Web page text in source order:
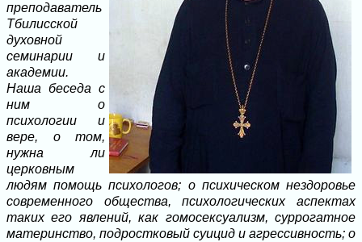
преподаватель
Тбилисской
духовной
семинарии и
академии.
Наша беседа с
ним о
психологии и
вере, о том,
нужна ли
церковным
людям помощь психологов; о психическом нездоровье
современного общества, психологических аспектах
таких его явлений, как гомосексуализм, суррогатное
материнство, подростковый суицид и агрессивность; о